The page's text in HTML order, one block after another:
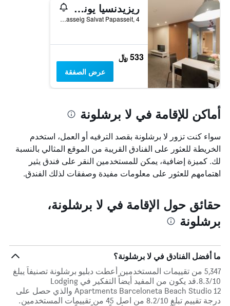
ريزيدنسيا يونيفيرسيتاريا ريزا كامبوس ديل مار
Passeig Salvat Papasseit, 4, برشلونة, أسبانيا
533 ﷼
عرض الصفقة
أماكن للإقامة في لا برشلونة
سواء كنت تزور لا برشلونة بقصد الترفيه أو العمل، استخدم
الخريطة للعثور على الفنادق القريبة من الموقع المثالي بالنسبة
لك. كميزة إضافية، يمكن للمستخدمين النقر على فندق يثير
اهتمامهم للعثور على معلومات مفيدة وصفقات لذلك الفندق.
حقائق حول الإقامة في لا برشلونة،
برشلونة
ما أفضل الفنادق في لا برشلونة؟
5,347 من تقييمات المستخدمين أعطت دبليو برشلونة تصنيفاً يبلغ
8.3/10.قد يكون من المفيد أيضاً التفكير في Lodging
Apartments Barceloneta Beach Studio 12 والذي حصل على
درجة تقييم تبلغ 8.2/10 من اصل 45 من تقييمات المستخدمين.